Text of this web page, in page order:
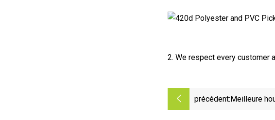
2. We respect every customer
précédent:Meilleure